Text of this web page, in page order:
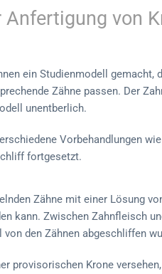
von
ein Studienmodell
Zähne passen. Der
unentberlich.
Vorbehandlungen
fortgesetzt.
Zähne mit einer Lösung
kann. Zwischen Zahnfleisch
den Zähnen abgeschliffen
provisorischen Krone